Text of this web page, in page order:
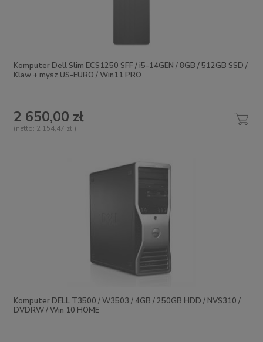
Komputer Dell Slim ECS1250 SFF / i5-14GEN / 8GB / 512GB SSD /
Klaw + mysz US-EURO / Win11 PRO
2 650,00 zł
(netto: 2 154,47 zł )
Komputer DELL T3500 / W3503 / 4GB / 250GB HDD / NVS310 /
DVDRW / Win 10 HOME